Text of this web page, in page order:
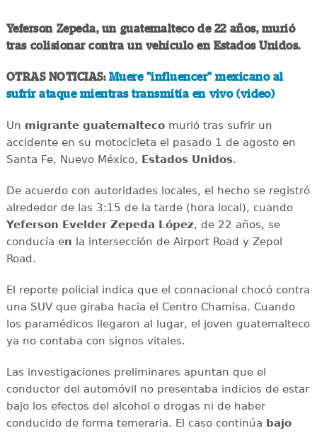
Yeferson Zepeda, un guatemalteco de 22 años, murió
tras colisionar contra un vehículo en Estados Unidos.
OTRAS NOTICIAS: Muere "influencer" mexicano al
sufrir ataque mientras transmitía en vivo (video)
Un migrante guatemaltecomurió tras sufrir un
accidente en su motocicleta el pasado 1 de agosto en
Santa Fe, Nuevo México, Estados Unidos.
De acuerdo con autoridades locales, el hecho se registró
alrededor de las 3:15 de la tarde (hora local), cuando
Yeferson Evelder Zepeda López, de 22 años, se
conducía en la intersección de Airport Road y Zepol
Road.
El reporte policial indica que el connacional chocó contra
una SUV que giraba hacia el Centro Chamisa. Cuando
los paramédicos llegaron al lugar, el joven guatemalteco
ya no contaba con signos vitales.
Las investigaciones preliminares apuntan que el
conductor del automóvil no presentaba indicios de estar
bajo los efectos del alcohol o drogas ni de haber
conducido de forma temeraria. El caso continúa bajo